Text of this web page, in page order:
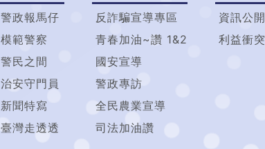
警政報馬仔
模範警察
警民之間
治安守門員
新聞特寫
臺灣走透透
反詐騙宣導專區
青春加油~讚 1&2
國安宣導
警政專訪
全民農業宣導
司法加油讚
資訊公開
利益衝